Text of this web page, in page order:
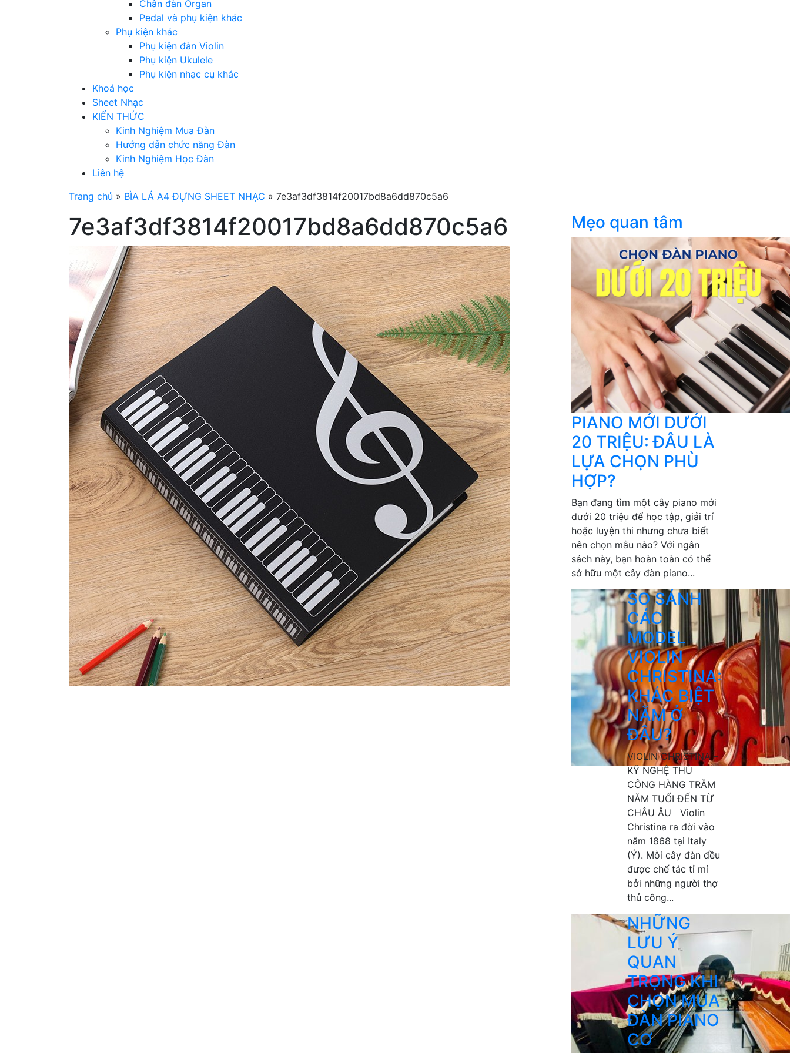
Chân đàn Organ
Pedal và phụ kiện khác
Phụ kiện khác
Phụ kiện đàn Violin
Phụ kiện Ukulele
Phụ kiện nhạc cụ khác
Khoá học
Sheet Nhạc
KIẾN THỨC
Kinh Nghiệm Mua Đàn
Hướng dẫn chức năng Đàn
Kinh Nghiệm Học Đàn
Liên hệ
Trang chủ » BÌA LÁ A4 ĐỰNG SHEET NHẠC » 7e3af3df3814f20017bd8a6dd870c5a6
7e3af3df3814f20017bd8a6dd870c5a6 Mẹo quan tâm
PIANO MỚI DƯỚI
20 TRIỆU: ĐÂU LÀ
LỰA CHỌN PHÙ
HỢP?
Bạn đang tìm một cây piano mới
dưới 20 triệu để học tập, giải trí
hoặc luyện thi nhưng chưa biết
nên chọn mẫu nào? Với ngân
sách này, bạn hoàn toàn có thể
sở hữu một cây đàn piano...
SO SÁNH
CÁC
MODEL
VIOLIN
CHRISTINA:
KHÁC BIỆT
NẰM Ở
ĐÂU?
VIOLIN CHRISTINA –
KỸ NGHỆ THỦ
CÔNG HÀNG TRĂM
NĂM TUỔI ĐẾN TỪ
CHÂU ÂU Violin
Christina ra đời vào
năm 1868 tại Italy
(Ý). Mỗi cây đàn đều
được chế tác tỉ mỉ
bởi những người thợ
thủ công...
NHỮNG
LƯU Ý
QUAN
TRỌNG KHI
CHỌN MUA
ĐÀN PIANO
CƠ